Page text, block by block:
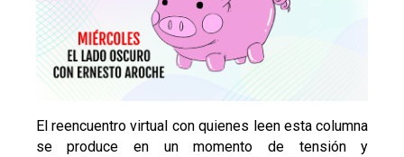
El reencuentro virtual con quienes leen esta columna
se produce en un momento de tensión y